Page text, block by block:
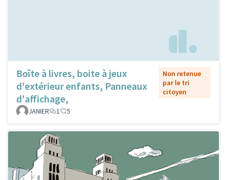
Boîte à livres, boite à jeux
d'extérieur enfants, Panneaux
d'affichage,
Non retenue
par le tri
citoyen
JANIER 1 5